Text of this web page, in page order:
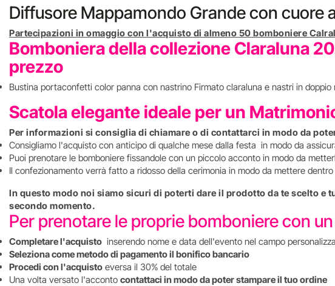
Diffusore Mappamondo Grande con cuore
Partecipazioni in omaggio con l'acquisto di almeno 50 bomboniere
Bomboniera della collezione Claraluna
prezzo
Bustina portaconfetti color panna con nastrino Firmato claraluna e nastri in
Scatola elegante ideale per un
Per informazioni si consiglia di chiamare o di contattarci in modo da
Consigliamo l'acquisto con anticipo di qualche mese dalla festa in modo da
Puoi prenotare le bomboniere fissandole con un piccolo acconto in modo da
Il confezionamento verrà fatto a ridosso della cerimonia in modo da mettere
In questo modo noi siamo sicuri di poterti dare il prodotto da te scelto e
secondo momento.
Per prenotare le proprie bomboniere con
Completare l'acquisto inserendo nome e data dell'evento nel campo
Seleziona come metodo di pagamento il bonifico bancario
Procedi con l'acquisto eversa il 30% del totale
Una volta versato l'acconto contattaci in modo da poter stampare il tuo ordine